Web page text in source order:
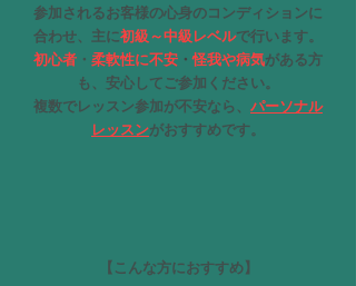
参加されるお客様の心身のコンディションに
合わせ、主に初級～中級レベルで行います。
初心者 ・ 柔軟性に不安 ・怪我や病気がある方
も、 安心してご参加ください。
​複数でレッスン参加が不安なら、 パーソナル
レッスンがおすすめです。
【こんな方におすすめ】